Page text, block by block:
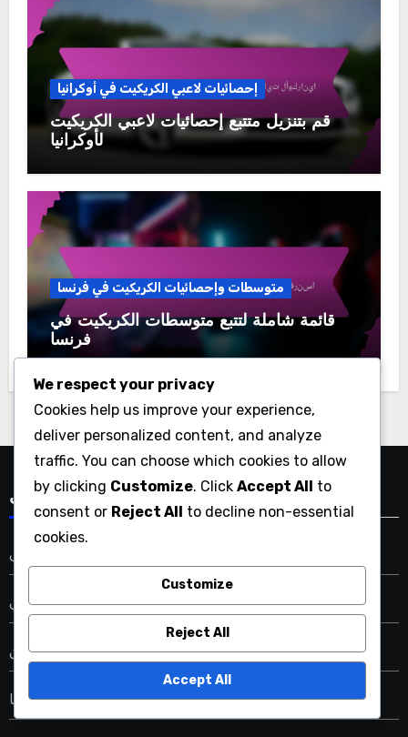
إحصائيات لاعبي الكريكيت في أوكرانيا
قم بتنزيل متتبع إحصائيات لاعبي الكريكيت
لأوكرانيا
متوسطات وإحصائيات الكريكيت في فرنسا
قائمة شاملة لتتبع متوسطات الكريكيت في
فرنسا
فئات
إحصائيات لاعب الكريكيت المجري
إحصائيات لاعب الكريكيت الهندي
إحصائيات لاعبي الكريكيت التشيكيين
إحصائيات لاعبي الكريكيت في ألمانيا
We respect your privacy
Cookies help us improve your experience,
deliver personalized content, and analyze
traffic. You can choose which cookies to allow
by clicking Customize. Click Accept All to
consent or Reject All to decline non-essential
cookies.
Customize
Reject All
Accept All